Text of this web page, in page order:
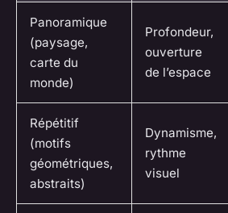
Panoramique
(paysage,
carte du
monde)
Profondeur,
ouverture
de l’espace
Répétitif
(motifs
géométriques,
abstraits)
Dynamisme,
rythme
visuel